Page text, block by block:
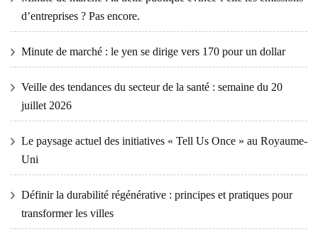
d’entreprises ? Pas encore.
Minute de marché : le yen se dirige vers 170 pour un dollar
Veille des tendances du secteur de la santé : semaine du 20
juillet 2026
Le paysage actuel des initiatives « Tell Us Once » au Royaume-
Uni
Définir la durabilité régénérative : principes et pratiques pour
transformer les villes